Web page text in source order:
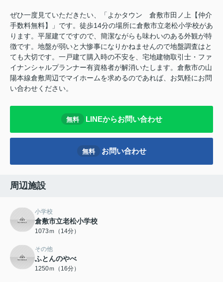
ぜひ一度見ていただきたい、「よかタウン 倉敷市田ノ上【仲介
手数料無料】」です。徒歩14分の場所に倉敷市立老松小学校があ
ります。平屋建てですので、簡潔ながらも味わいのある外観が特
徴です。地盤が弱いと大惨事になりかねませんので地盤調査はと
ても大切です。一戸建て購入時の不安を、宅地建物取引士・ファ
イナンシャルプランナー有資格者が解消いたします。倉敷市の山
陽本線倉敷周辺でマイホームを求めるのであれば、お気軽にお問
い合わせください。
無料 LINEからお問い合わせ
無料 お問い合わせ
周辺施設
小学校
倉敷市立老松小学校
1073ｍ（14分）
その他
ふとんのやべ
1250ｍ（16分）